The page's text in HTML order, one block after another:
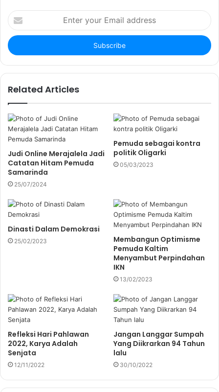
E
n
e
y
u
E
m
a
i
a
d
d
e
s
Related Articles
Judi Online Merajalela Jadi
Catatan Hitam Pemuda
Samarinda
25/07/2024
Pemuda sebagai kontra
politik Oligarki
05/03/2023
Dinasti Dalam Demokrasi
25/02/2023
Membangun Optimisme
Pemuda Kaltim
Menyambut Perpindahan
IKN
13/02/2023
Refleksi Hari Pahlawan
2022, Karya Adalah
Senjata
12/11/2022
Jangan Langgar Sumpah
Yang Diikrarkan 94 Tahun
lalu
30/10/2022